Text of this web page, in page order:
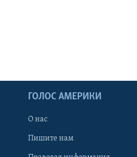
ГОЛОС АМЕРИКИ
О нас
Пишите нам